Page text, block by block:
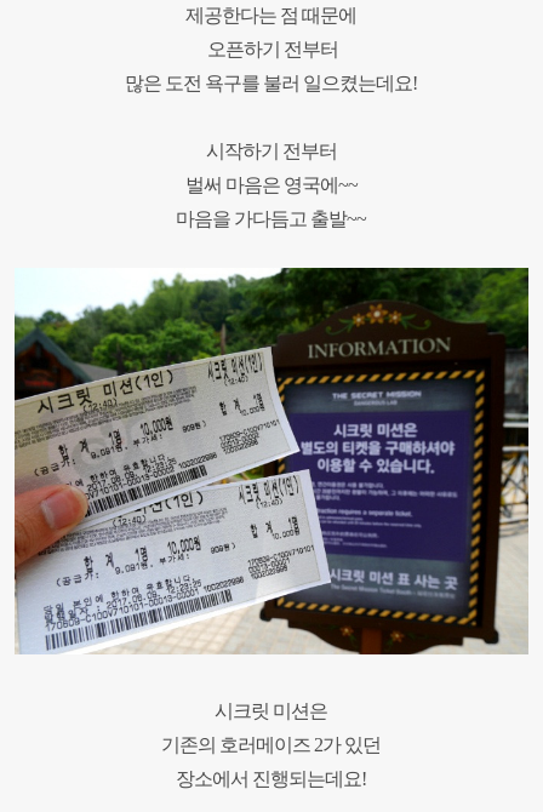
제공한다는 점 때문에
오픈하기 전부터
많은 도전 욕구를 불러 일으켰는데요!
시작하기 전부터
벌써 마음은 영국에 ~~
마음을 가다듬고 출발~~
시크릿 미션은
기존의 호러메이즈 2가 있던
장소에서 진행되는데요!